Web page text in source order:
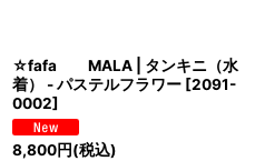
☆fafa MALA | タンキニ（水
着） - パステルフラワー [2091-
0002]
8,800円(税込)